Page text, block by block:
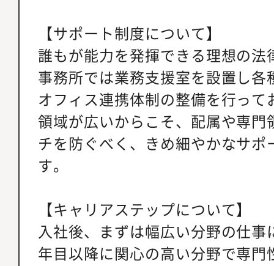
【サポート制度について】
誰もが能力を発揮できる理想の
事務所では業務支援室を設置し
オフィス連携体制の整備を行って
領域が広いからこそ、配属や専
チを防ぐべく、きめ細やかなサ
す。
【キャリアステップについて】
入社後、まずは幅広い分野の仕
年目以降に関心の高い分野で専